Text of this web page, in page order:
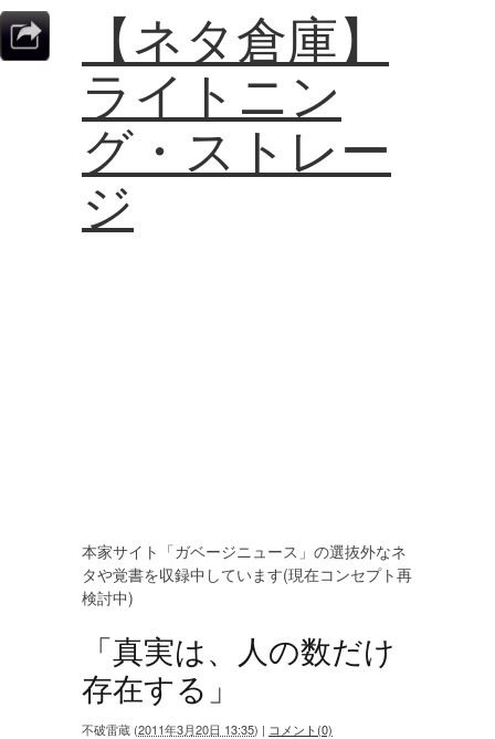
【ネタ倉庫】
ライトニン
グ・ストレー
ジ
本家サイト「ガベージニュース」の選抜外なネ
タや覚書を収録中しています(現在コンセプト再
検討中)
「真実は、人の数だけ
存在する」
不破雷蔵 (2011年3月20日 13:35) | コメント(0)